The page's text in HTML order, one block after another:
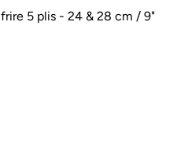
5 plis - 24 & 28 cm / 9"